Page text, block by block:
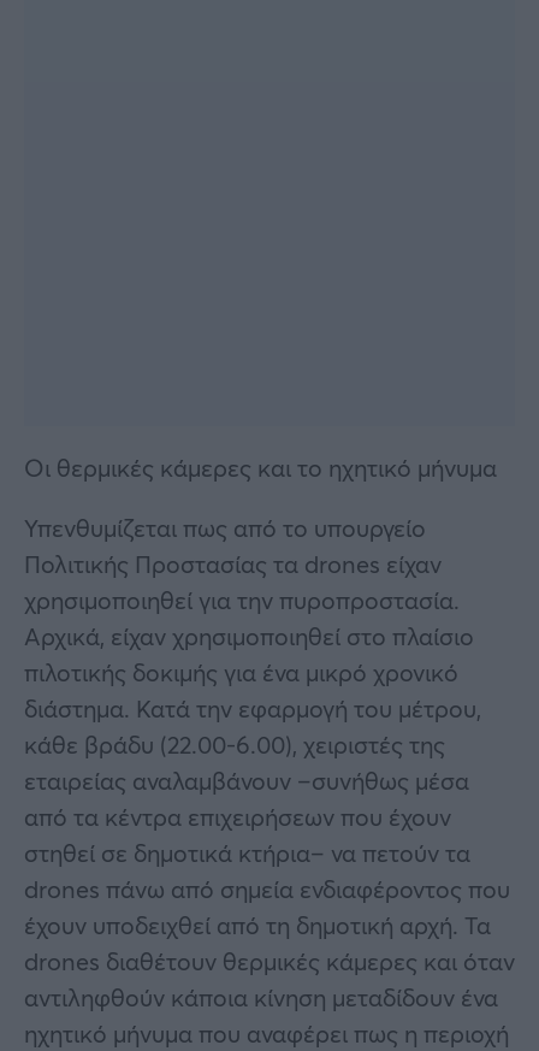
Οι θερμικές κάμερες και το ηχητικό μήνυμα
Υπενθυμίζεται πως από το υπουργείο
Πολιτικής Προστασίας τα drones είχαν
χρησιμοποιηθεί για την πυροπροστασία.
Αρχικά, είχαν χρησιμοποιηθεί στο πλαίσιο
πιλοτικής δοκιμής για ένα μικρό χρονικό
διάστημα. Κατά την εφαρμογή του μέτρου,
κάθε βράδυ (22.00-6.00), χειριστές της
εταιρείας αναλαμβάνουν –συνήθως μέσα
από τα κέντρα επιχειρήσεων που έχουν
στηθεί σε δημοτικά κτήρια– να πετούν τα
drones πάνω από σημεία ενδιαφέροντος που
έχουν υποδειχθεί από τη δημοτική αρχή. Τα
drones διαθέτουν θερμικές κάμερες και όταν
αντιληφθούν κάποια κίνηση μεταδίδουν ένα
ηχητικό μήνυμα που αναφέρει πως η περιοχή